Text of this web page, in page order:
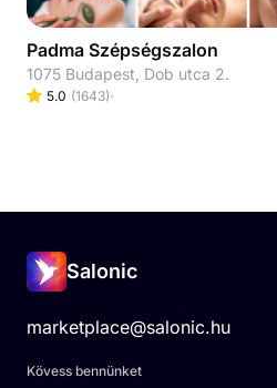
Padma Szépségszalon
1075 Budapest, Dob utca 2.
5.0 (1643)
Salonic
marketplace@salonic.hu
Kövess bennünket